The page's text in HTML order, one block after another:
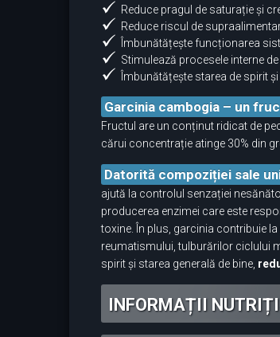
Reduce pragul de saturație și
Reduce riscul de
Îmbunătățește funcționarea
Stimulează procesele interne
Îmbunătățește starea de spirit
Garcinia cambogia – un
Fructul are un conținut ridicat de
cărui concentrație atinge 30% din
Datorită compoziției sale
ajută la controlul senzației
producerea enzimei care este
toxine. În plus, garcinia contribuie
reumatismului, tulburărilor ciclului
spirit și starea generală de bine,
INFORMAȚII